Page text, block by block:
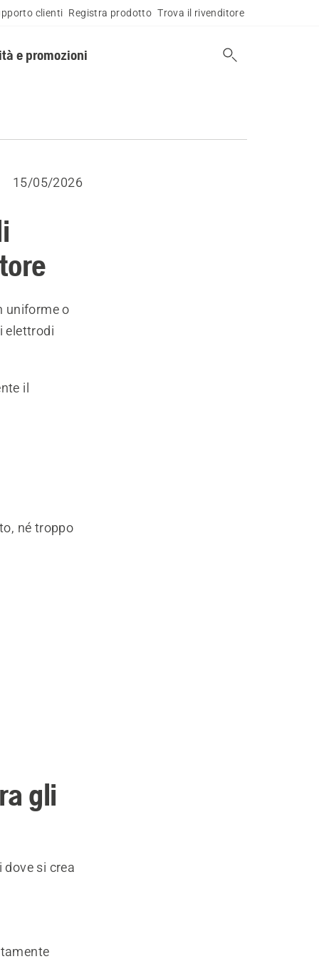
clienti Registra prodotto Trova il rivenditore
e promozioni
15/05/2026
uniforme o
elettrodi
il
né troppo
gli
si crea